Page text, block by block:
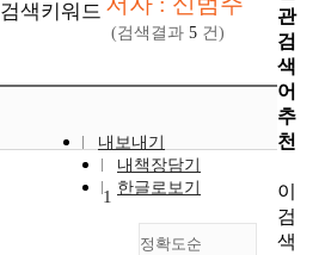
검색키워드
(검색결과 5 건)
내보내기
내책장담기
한글로보기
정확도순
1
관
검
색
어
추
천
이
검
색